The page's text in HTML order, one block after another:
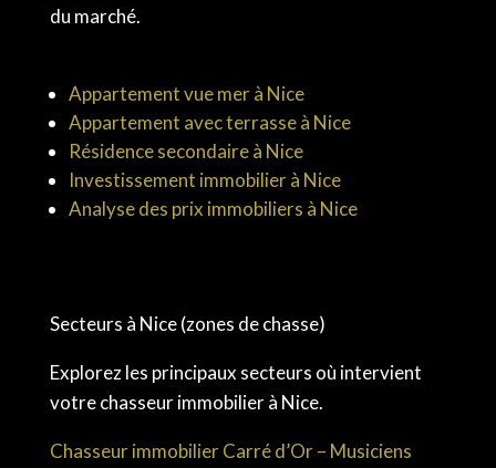
du marché.
Appartement vue mer à Nice
Appartement avec terrasse à Nice
Résidence secondaire à Nice
Investissement immobilier à Nice
Analyse des prix immobiliers à Nice
Secteurs à Nice (zones de chasse)
Explorez les principaux secteurs où intervient
votre chasseur immobilier à Nice.
Chasseur immobilier Carré d’Or – Musiciens